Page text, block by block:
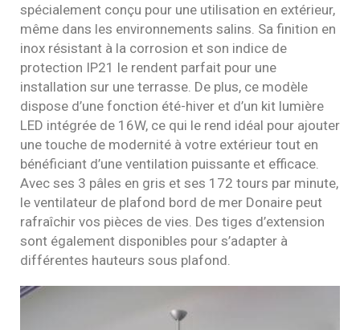
spécialement conçu pour une utilisation en extérieur,
même dans les environnements salins. Sa finition en
inox résistant à la corrosion et son indice de
protection IP21 le rendent parfait pour une
installation sur une terrasse. De plus, ce modèle
dispose d’une fonction été-hiver et d’un kit lumière
LED intégrée de 16W, ce qui le rend idéal pour ajouter
une touche de modernité à votre extérieur tout en
bénéficiant d’une ventilation puissante et efficace.
Avec ses 3 pâles en gris et ses 172 tours par minute,
le ventilateur de plafond bord de mer Donaire peut
rafraîchir vos pièces de vies. Des tiges d’extension
sont également disponibles pour s’adapter à
différentes hauteurs sous plafond.